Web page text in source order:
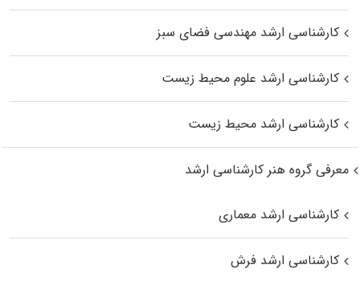
کارشناسی ارشد مهندسی فضای سبز
کارشناسی ارشد علوم محیط‌ زیست
کارشناسی ارشد محیط زیست
معرفی گروه هنر کارشناسی ارشد
کارشناسی ارشد معماری
کارشناسی ارشد فرش